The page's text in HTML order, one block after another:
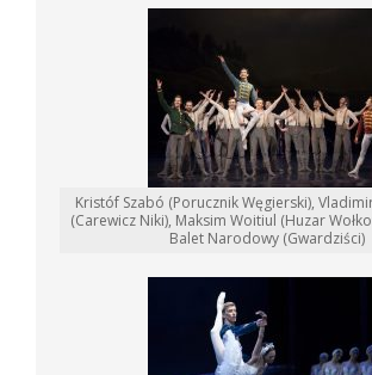
Kristóf Szabó (Porucznik Węgierski),
(Carewicz Niki), Maksim Woitiul (Huzar
Balet Narodowy (Gwardziści)